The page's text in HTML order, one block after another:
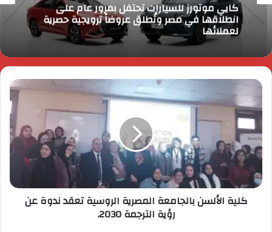
كايي موتورز للسيارات تحتفل بمرور عام على
انطلاقها في مصر وتُطلق عروضاً ترويجية حصرية
لعملائها
كلية الألسن بالجامعة المصرية الروسية تعقد ندوة عن
رؤية الترجمة 2030.